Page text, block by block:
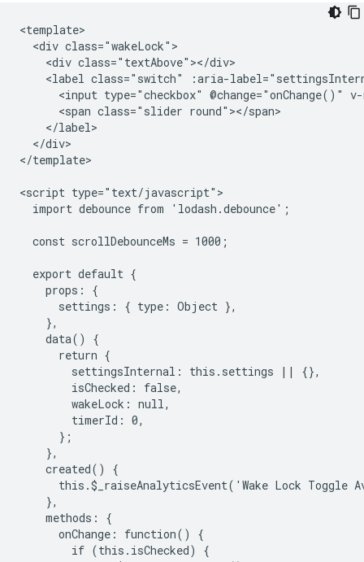
<template>
  <div class="wakeLock">
    <div class="textAbove"></div>
<label class="switch" :aria-
<input type="checkbox" @change="onChange()"
      <span class="slider round"></span>
    </label>
  </div>
</template>
<script type="text/javascript">
  import debounce from 'lodash.debounce';
  const scrollDebounceMs = 1000;
  export default {
    props: {
      settings: { type: Object },
    },
    data() {
      return {
        settingsInternal: this.settings || {},
        isChecked: false,
        wakeLock: null,
        timerId: 0,
      };
    },
    created() {
this.$_raiseAnalyticsEvent('Wake Lock Toggle
    },
    methods: {
      onChange: function() {
        if (this.isChecked) {